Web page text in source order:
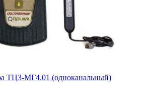
ТЦ3-МГ4.01 (одноканальный)